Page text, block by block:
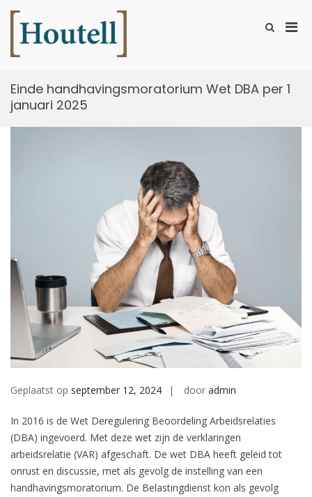
naar
inhoud
Toon
Einde handhavingsmoratorium Wet DBA per 1
januari 2025
Geplaatst op september 12, 2024 door admin
In 2016 is de Wet Deregulering Beoordeling Arbeidsrelaties
(DBA) ingevoerd. Met deze wet zijn de verklaringen
arbeidsrelatie (VAR) afgeschaft. De wet DBA heeft geleid tot
onrust en discussie, met als gevolg de instelling van een
handhavingsmoratorium. De Belastingdienst kon als gevolg